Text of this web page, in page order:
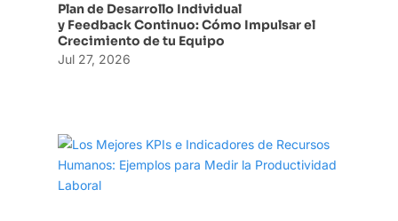
Plan de Desarrollo Individual
y Feedback Continuo: Cómo Impulsar el
Crecimiento de tu Equipo
Jul 27, 2026